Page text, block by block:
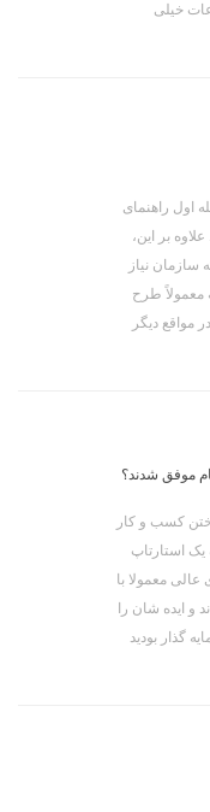
اطلاعات خیلی
اول راهنمای
بر این،
نیاز
معمولاً طرح
مواقع دیگر
موفق شدند؟
کسب و کار
استارتاپ
عالی معمولا با
و ایده شان را
گذار بودید